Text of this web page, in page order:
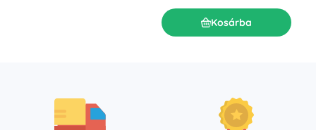
Kosárba